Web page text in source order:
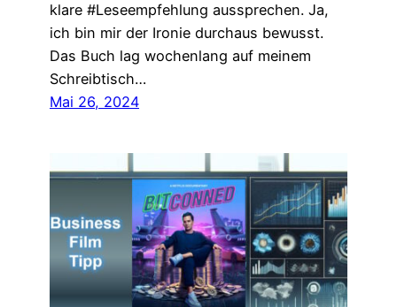
klare #Leseempfehlung aussprechen. Ja,
ich bin mir der Ironie durchaus bewusst.
Das Buch lag wochenlang auf meinem
Schreibtisch…
Mai 26, 2024